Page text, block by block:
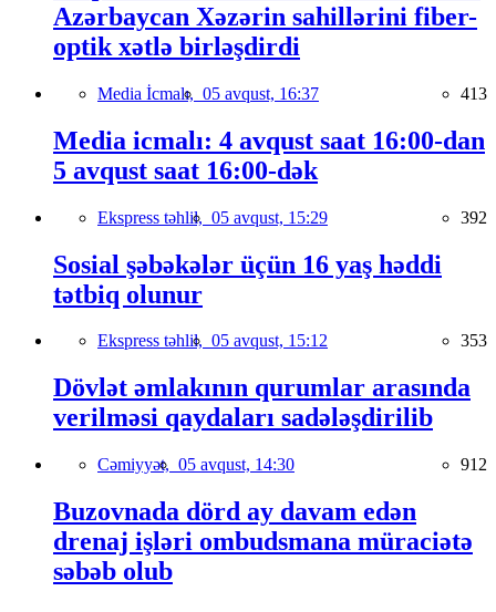
Azərbaycan Xəzərin sahillərini fiber-
optik xətlə birləşdirdi
Media İcmalı, 05 avqust, 16:37 413
Media icmalı: 4 avqust saat 16:00-dan
5 avqust saat 16:00-dək
Ekspress təhlil, 05 avqust, 15:29 392
Sosial şəbəkələr üçün 16 yaş həddi
tətbiq olunur
Ekspress təhlil, 05 avqust, 15:12 353
Dövlət əmlakının qurumlar arasında
verilməsi qaydaları sadələşdirilib
Cəmiyyət, 05 avqust, 14:30 912
Buzovnada dörd ay davam edən
drenaj işləri ombudsmana müraciətə
səbəb olub